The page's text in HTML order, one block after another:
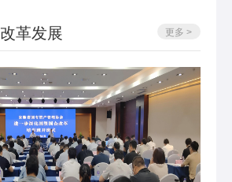
改革发展 更多 >